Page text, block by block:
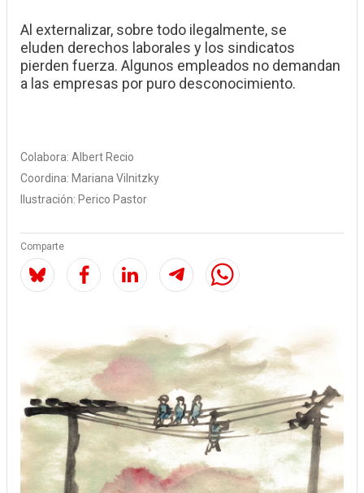
Al externalizar, sobre todo ilegalmente, se
eluden derechos laborales y los sindicatos
pierden fuerza. Algunos empleados no demandan
a las empresas por puro desconocimiento.
Colabora: Albert Recio
Coordina: Mariana Vilnitzky
Ilustración: Perico Pastor
Comparte